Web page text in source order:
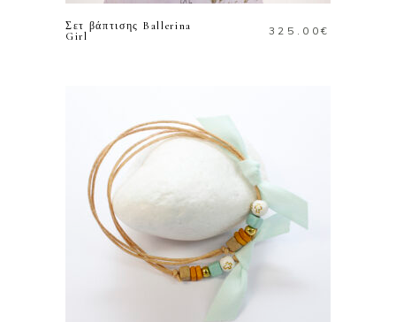
Σετ βάπτισης Ballerina
Girl
325.00€
ΠΡΟΣΘΗΚΗ ΣΤΟ